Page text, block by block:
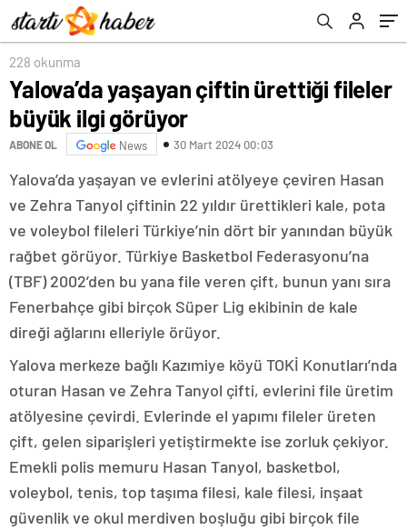
228 okunma
Yalova’da yaşayan çiftin ürettiği fileler
büyük ilgi görüyor
ABONE OL News 30 Mart 2024 00:03
Yalova’da yaşayan ve evlerini atölyeye çeviren Hasan
ve Zehra Tanyol çiftinin 22 yıldır ürettikleri kale, pota
ve voleybol fileleri Türkiye’nin dört bir yanından büyük
rağbet görüyor. Türkiye Basketbol Federasyonu’na
(TBF) 2002’den bu yana file veren çift, bunun yanı sıra
Fenerbahçe gibi birçok Süper Lig ekibinin de kale
direği ağlarını elleriyle örüyor.
Yalova merkeze bağlı Kazımiye köyü TOKİ Konutları’nda
oturan Hasan ve Zehra Tanyol çifti, evlerini file üretim
atölyesine çevirdi. Evlerinde el yapımı fileler üreten
çift, gelen siparişleri yetiştirmekte ise zorluk çekiyor.
Emekli polis memuru Hasan Tanyol, basketbol,
voleybol, tenis, top taşıma filesi, kale filesi, inşaat
güvenlik ve okul merdiven boşluğu gibi birçok file